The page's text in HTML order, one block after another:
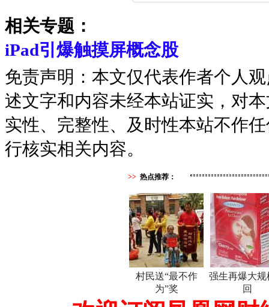
相关专题：
iPad引爆触摸屏概念股
免责声明：本文仅代表作者个人
述文字和内容未经本站证实，对
实性、完整性、及时性本站不作
行核实相关内容。
>> 热点推荐：
村民送“最不作
为”奖
强生再爆大规
回